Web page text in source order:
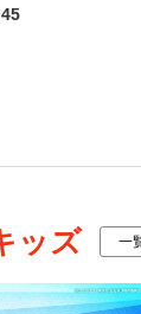
ッズ 一